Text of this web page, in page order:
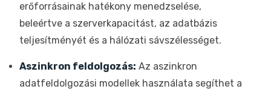
erőforrásainak hatékony menedzselése,
beleértve a szerverkapacitást, az adatbázis
teljesítményét és a hálózati sávszélességet.
Aszinkron feldolgozás: Az aszinkron
adatfeldolgozási modellek használata segíthet a